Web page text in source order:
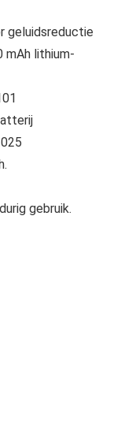
geluidsreductie
mAh lithium-
gebruik.